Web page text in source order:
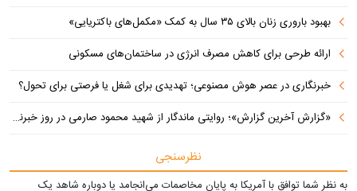
بهبود باروری زنان بالای ۳۵ سال به کمک «مکمل‌های باکتریایی»
ارائه طرحی برای کاهش مصرف انرژی در ساختمان‌های مسکونی
خبرنگاری در عصر هوش مصنوعی؛ تهدیدی برای شغل یا فرصتی برای تحول؟
«گزارش آخرین گزارش»؛ روایتی ماندگار از شهید محمود صارمی در روز خبرنگار
نظرسنجی
به نظر شما توافق با آمریکا به پایان مخاصمات می‌انجامد یا دوباره شاهد یک